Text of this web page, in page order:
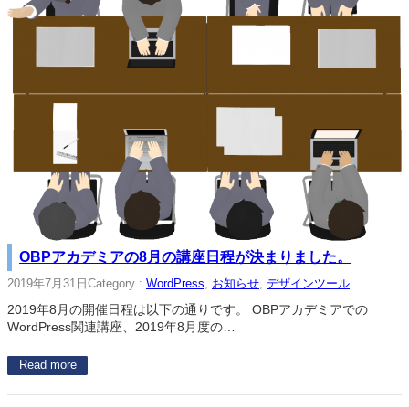
OBPアカデミアの8月の講座日程が決まりました。
2019年7月31日 Category : WordPress お知らせ デザインツール
2019年8月の開催日程は以下の通りです。 OBPアカデミアでの
WordPress関連講座、2019年8月度の…
Read more